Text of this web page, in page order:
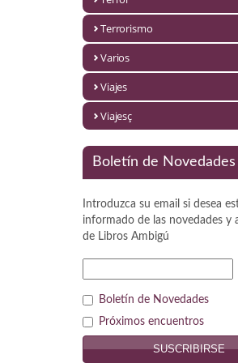
Psicología. Educación
Segunda Guerra Mundial
Terrorismo
Varios
Viajes
Viajesç
Boletín de Novedades
Introduzca su email si desea
informado de las novedades y
de Libros Ambigú
Boletín de Novedades
Próximos encuentros
SUSCRIBIRSE